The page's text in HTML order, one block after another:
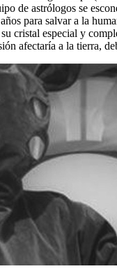
de astrólogos se
para salvar a la
cristal especial y
afectaría a la tierra,